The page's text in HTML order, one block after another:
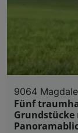
9064
Fünf